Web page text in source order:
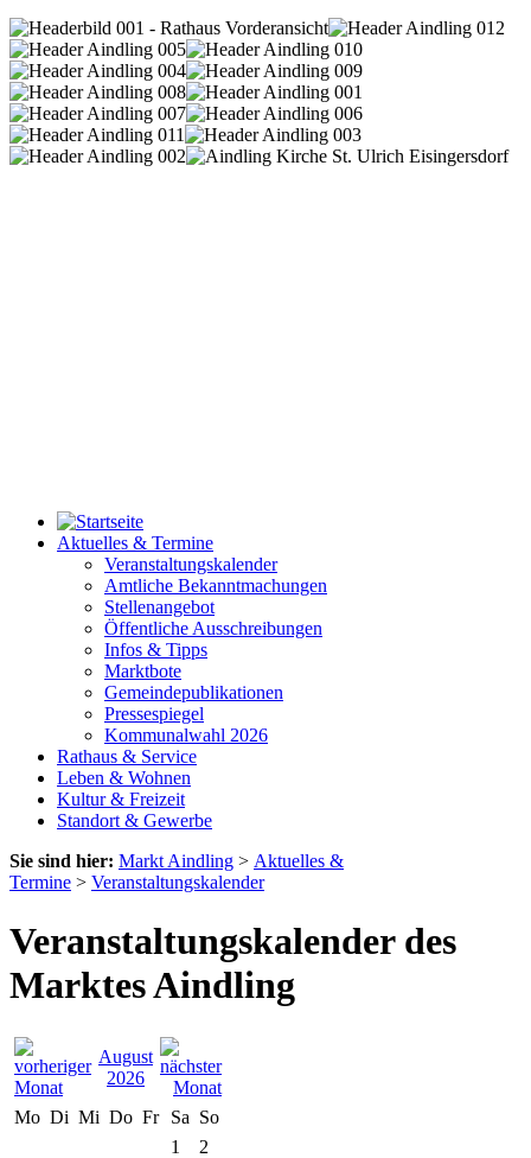
Aktuelles & Termine
Veranstaltungskalender
Amtliche Bekanntmachungen
Stellenangebot
Öffentliche Ausschreibungen
Infos & Tipps
Marktbote
Gemeindepublikationen
Pressespiegel
Kommunalwahl 2026
Rathaus & Service
Leben & Wohnen
Kultur & Freizeit
Standort & Gewerbe
Sie sind hier: Markt Aindling > Aktuelles &
Termine > Veranstaltungskalender
Veranstaltungskalender des
Marktes Aindling
August
2026
Mo Di Mi Do Fr Sa So
1
2